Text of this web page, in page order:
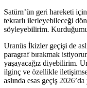
Satürn’ün geri hareketi
tekrarlı ilerleyebileceği
söyleyebilirim.
Uranüs İkizler geçişi de
paragraf bırakmak
yaşayacağız diyebilirim.
ilginç ve özellikle
aslında esas geçiş